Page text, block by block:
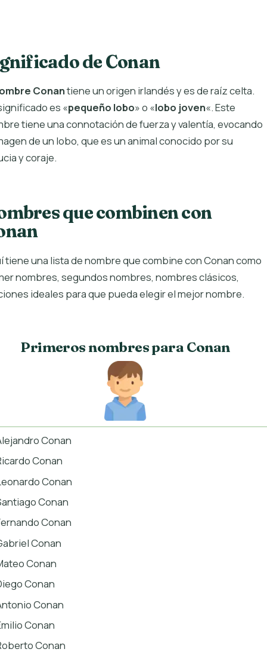
de Conan
Conantiene un origen irlandés y es de raíz celta.
es «pequeño lobo» o «lobo joven«. Este
tiene una connotación de fuerza y valentía, evocando
de un lobo, que es un animal conocido por su
y coraje.
que combinen con
tiene una lista de nombre que combine con Conan como
nombres, segundos nombres, nombres clásicos,
ideales para que pueda elegir el mejor nombre.
Primeros nombres para Conan
Conan
Conan
Conan
Conan
Conan
Conan
Conan
Conan
Conan
Conan
Conan